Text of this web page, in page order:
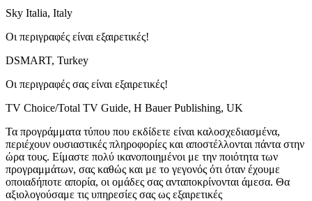
Sky Italia, Italy
Οι περιγραφές είναι εξαιρετικές!
DSMART, Turkey
Οι περιγραφές σας είναι εξαιρετικές!
TV Choice/Total TV Guide, H Bauer Publishing, UK
Τα προγράμματα τύπου που εκδίδετε είναι καλοσχεδιασμένα,
περιέχουν ουσιαστικές πληροφορίες και αποστέλλονται πάντα στην
ώρα τους. Είμαστε πολύ ικανοποιημένοι με την ποιότητα των
προγραμμάτων, σας καθώς και με το γεγονός ότι όταν έχουμε
οποιαδήποτε απορία, οι ομάδες σας ανταποκρίνονται άμεσα. Θα
αξιολογούσαμε τις υπηρεσίες σας ως εξαιρετικές